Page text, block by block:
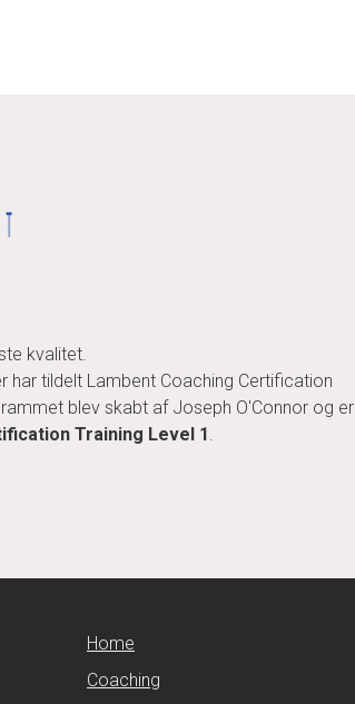
kvalitet.
har tildelt Lambent Coaching Certification
blev skabt af Joseph O'Connor og er
Training Level 1.
Home
Coaching